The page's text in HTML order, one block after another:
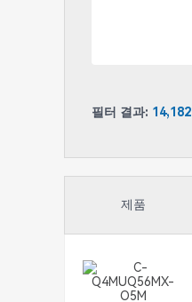
필터 결과: 14,182
제품